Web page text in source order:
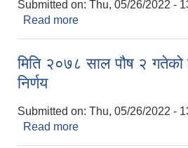
Submitted on: Thu, 05/26/2022 -
Read more
मिति २०७८ साल पौष २ गतेको
निर्णय
Submitted on: Thu, 05/26/2022 -
Read more